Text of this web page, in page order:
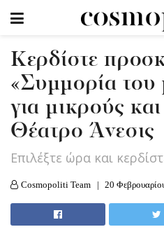
Κερδίστε
«Συμμορία του
για μικρούς
Θέατρο Άνεσις
Επιλέξτε ώρα και
Cosmopoliti Team 20